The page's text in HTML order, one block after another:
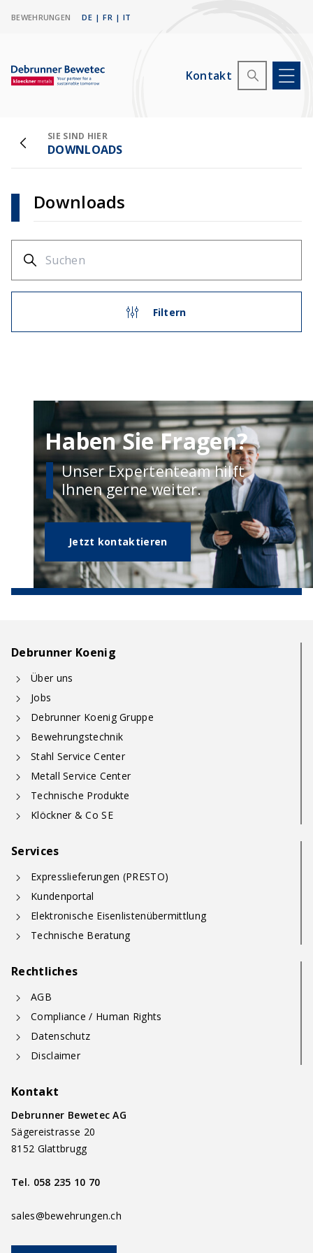
BEWEHRUNGEN IT
|
FR
|
DE
Kontakt
SIE SIND HIER
DOWNLOADS
Downloads
Filtern
Haben Sie Fragen?
Unser Expertenteam hilft
Ihnen gerne weiter.
Jetzt kontaktieren
Debrunner Koenig
Über uns
Jobs
Debrunner Koenig Gruppe
Bewehrungstechnik
Stahl Service Center
Metall Service Center
Technische Produkte
Klöckner & Co SE
Services
Expresslieferungen (PRESTO)
Kundenportal
Elektronische Eisenlistenübermittlung
Technische Beratung
Rechtliches
AGB
Compliance / Human Rights
Datenschutz
Disclaimer
Kontakt
Debrunner Bewetec AG
Sägereistrasse 20
8152 Glattbrugg
Tel. 058 235 10 70
sales@bewehrungen.ch